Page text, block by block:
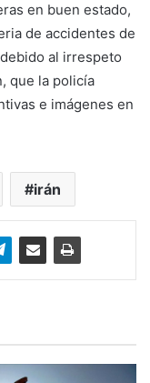
en buen estado,
de accidentes de
al irrespeto
que la policía
e imágenes en
irán